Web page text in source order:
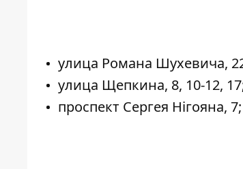
улица Романа Шухевича,
улица Щепкина, 8, 10-12,
проспект Сергея Нігояна, 7;